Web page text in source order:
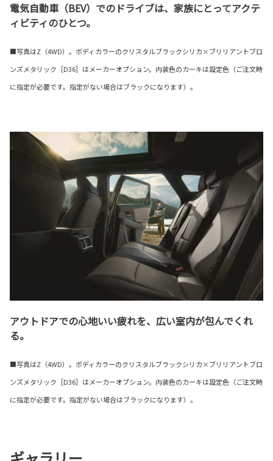
電気自動車（BEV）でのドライブは、家族にとってアクテ
ィビティのひとつ。
■写真はZ（4WD）。ボディカラーのクリスタルブラックシリカ×ブリリアントブロ
ンズメタリック［D36］はメーカーオプション。内装色のカーキは設定色（ご注文時
に指定が必要です。指定がない場合はブラックになります）。
アウトドアでの心地いい疲れを、広い室内が包んでくれ
る。
■写真はZ（4WD）。ボディカラーのクリスタルブラックシリカ×ブリリアントブロ
ンズメタリック［D36］はメーカーオプション。内装色のカーキは設定色（ご注文時
に指定が必要です。指定がない場合はブラックになります）。